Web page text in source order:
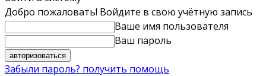
Добро пожаловать! Войдите в свою учётную запись
Ваше имя пользователя
Ваш пароль
Забыли пароль? получить помощь